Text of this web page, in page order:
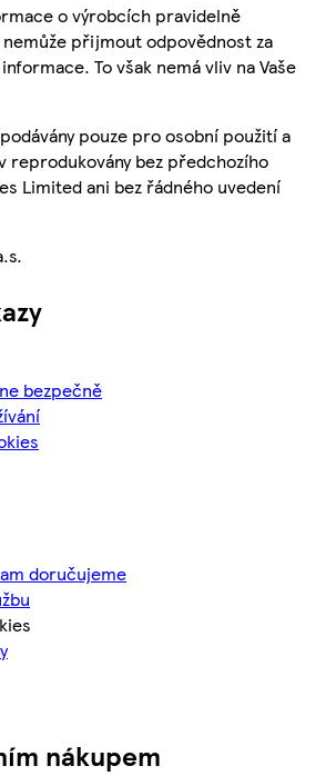
o výrobcích pravidelně
nemůže přijmout odpovědnost za
To však nemá vliv na Vaše
pouze pro osobní použití a
reprodukovány bez předchozího
Limited ani bez řádného uvedení
bezpečně
doručujeme
nákupem